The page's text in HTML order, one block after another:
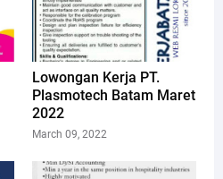
Lowongan Kerja PT.
Plasmotech Batam Maret
2022
March 09, 2022